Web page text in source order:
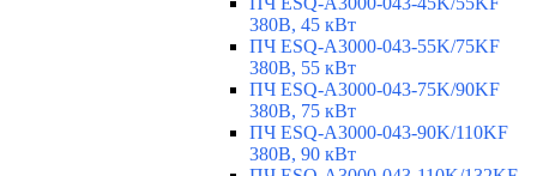
380В, 45 кВт
ПЧ ESQ-A3000-043-55K/75KF
380В, 55 кВт
ПЧ ESQ-A3000-043-75K/90KF
380В, 75 кВт
ПЧ ESQ-A3000-043-90K/110KF
380В, 90 кВт